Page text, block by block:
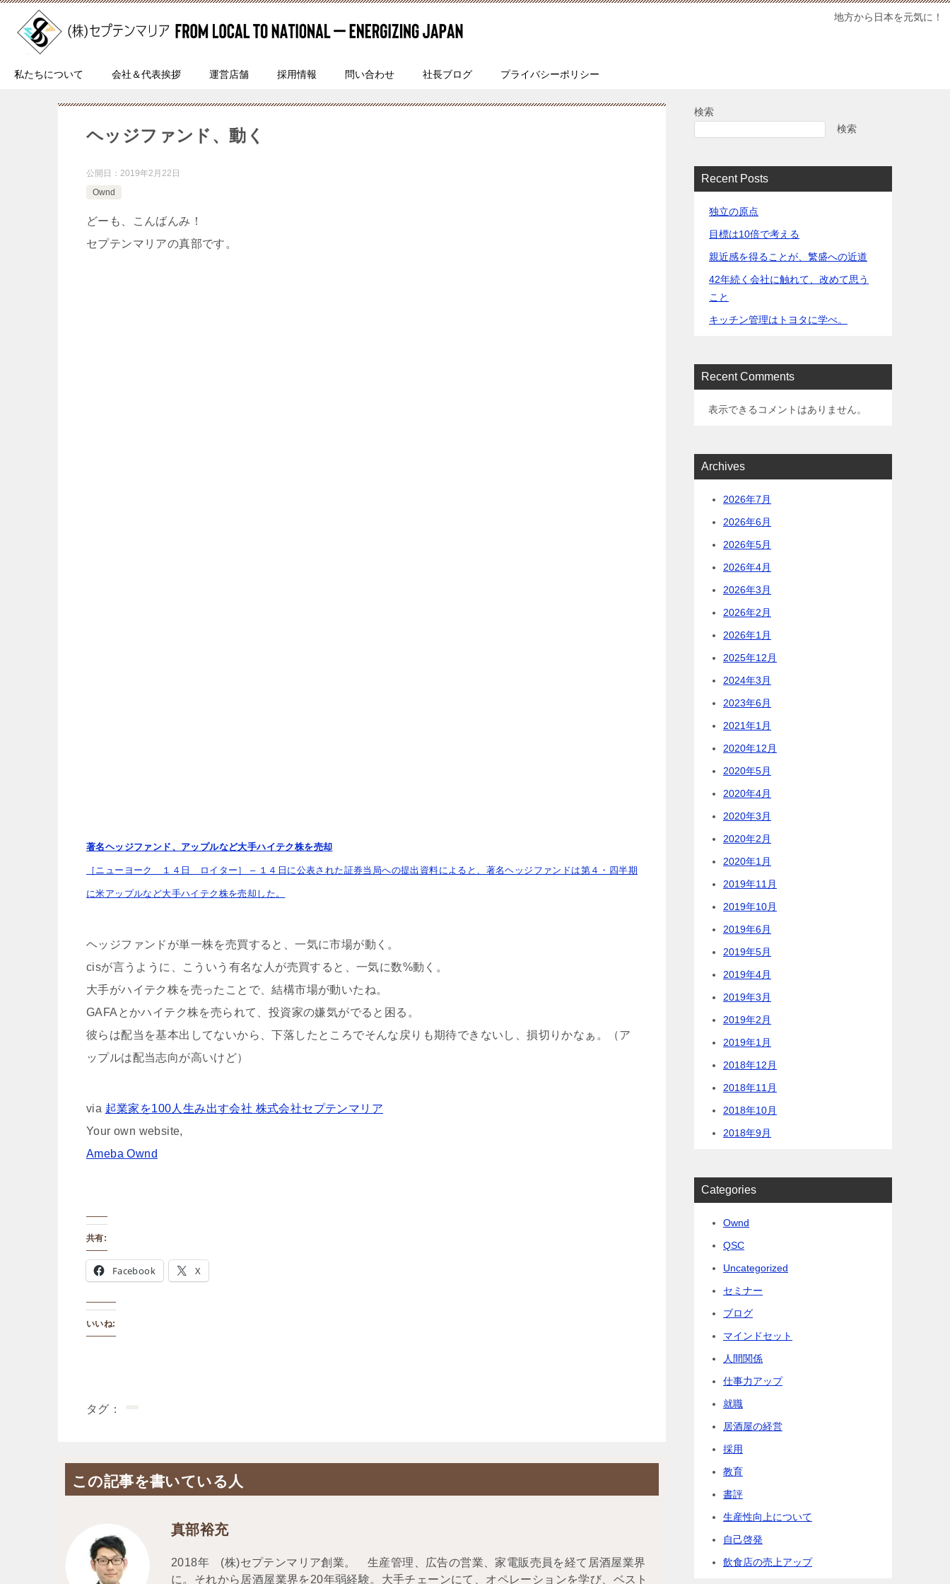
地方から日本を元気に！
私たちについて 会社＆代表挨拶 運営店舗 採用情報 問い合わせ 社長ブログ プライバシーポリシー
ヘッジファンド、動く
公開日： 2019年2月22日
Ownd
どーも、こんばんみ！
セプテンマリアの真部です。
著名ヘッジファンド、アップルなど大手ハイテク株を売却
［ニューヨーク １４日 ロイター］ – １４日に公表された証券当局への提出資料によると、著名ヘッジファンドは第４・四半期
に米アップルなど大手ハイテク株を売却した。
ヘッジファンドが単一株を売買すると、一気に市場が動く。
cisが言うように、こういう有名な人が売買すると、一気に数%動く。
大手がハイテク株を売ったことで、結構市場が動いたね。
GAFAとかハイテク株を売られて、投資家の嫌気がでると困る。
彼らは配当を基本出してないから、下落したところでそんな戻りも期待できないし、損切りかなぁ。（ア
ップルは配当志向が高いけど）
via 起業家を100人生み出す会社 株式会社セプテンマリア
Your own website,
Ameba Ownd
共有:
Facebook X
いいね:
タグ
この記事を書いている人
真部裕充
2018年 (株)セプテンマリア創業。 生産管理、広告の営業、家電販売員を経て居酒屋業界
に。それから居酒屋業界を20年弱経験。大手チェーンにて、オペレーションを学び、ベスト
検索
検索
Recent Posts
独立の原点
目標は10倍で考える
親近感を得ることが、繁盛への近道
42年続く会社に触れて、改めて思う
こと
キッチン管理はトヨタに学べ。
Recent Comments
表示できるコメントはありません。
Archives
2026年7月
2026年6月
2026年5月
2026年4月
2026年3月
2026年2月
2026年1月
2025年12月
2024年3月
2023年6月
2021年1月
2020年12月
2020年5月
2020年4月
2020年3月
2020年2月
2020年1月
2019年11月
2019年10月
2019年6月
2019年5月
2019年4月
2019年3月
2019年2月
2019年1月
2018年12月
2018年11月
2018年10月
2018年9月
Categories
Ownd
QSC
Uncategorized
セミナー
ブログ
マインドセット
人間関係
仕事力アップ
就職
居酒屋の経営
採用
教育
書評
生産性向上について
自己啓発
飲食店の売上アップ